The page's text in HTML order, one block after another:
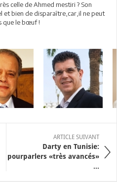
celle de Ahmed mestiri ? Son
et bien de disparaître,car,il ne peut
que le bœuf !
ARTICLE SUIVANT
Darty en Tunisie:
pourparlers «très avancés»
...